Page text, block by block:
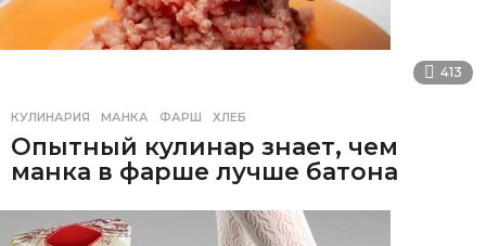
413
КУЛИНАРИЯ МАНКА ,ФАРШ ,ХЛЕБ
Опытный кулинар знает, чем
манка в фарше лучше батона